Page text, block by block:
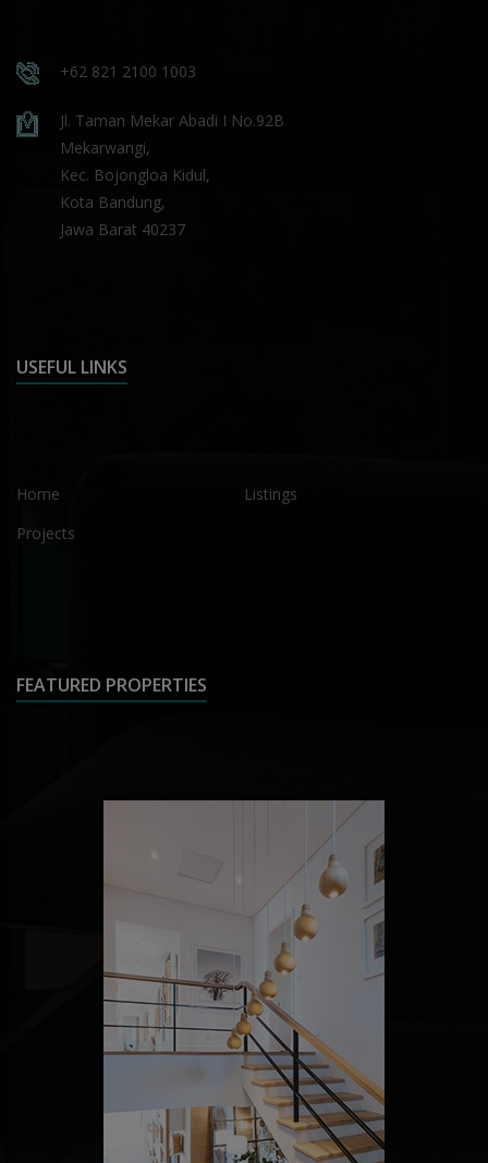
+62 821 2100 1003
Jl. Taman Mekar Abadi I No.92B
Mekarwangi,
Kec. Bojongloa Kidul,
Kota Bandung,
Jawa Barat 40237
USEFUL LINKS
Home
Listings
Projects
FEATURED PROPERTIES